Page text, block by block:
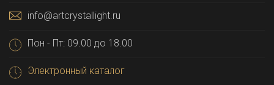
info@artcrystallight.ru
Пон - Пт: 09.00 до 18.00
Электронный каталог